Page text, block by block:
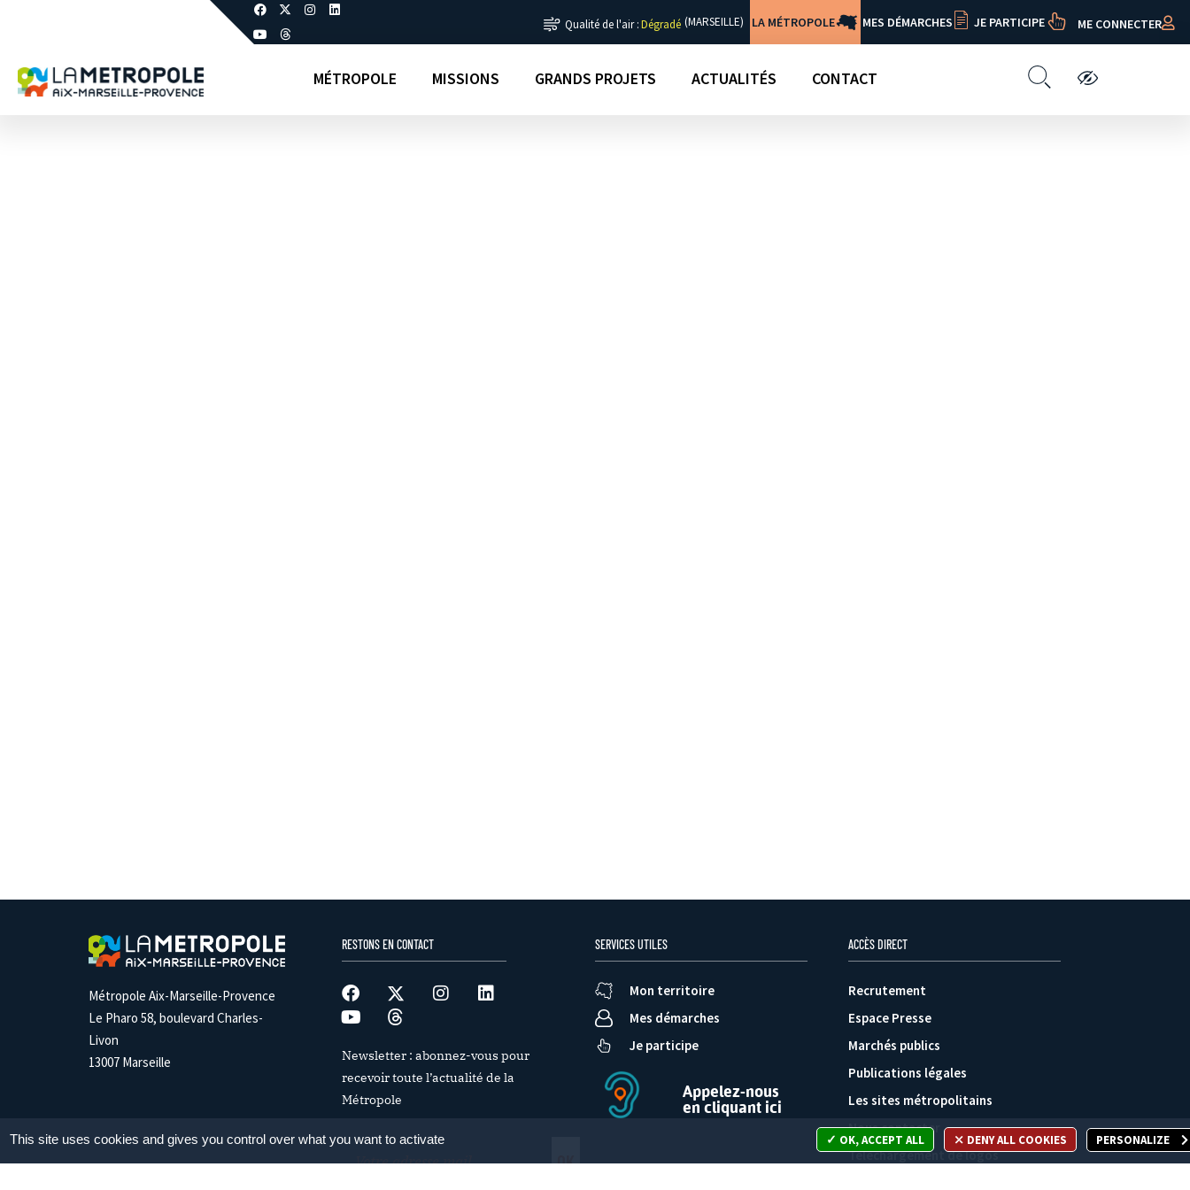
Qualité de l'air :Dégradé (MARSEILLE) LA MÉTROPOLE MES DÉMARCHES JE PARTICIPE ME CONNECTER
MÉTROPOLE MISSIONS GRANDS PROJETS ACTUALITÉS CONTACT
Métropole Aix-Marseille-Provence
Le Pharo 58, boulevard Charles-
Livon
13007 Marseille
RESTONS EN CONTACT
Newsletter : abonnez-vous pour
recevoir toute l’actualité de la
Métropole
SERVICES UTILES
Mon territoire
Mes démarches
Je participe
Appelez-nous
en cliquant ici
ACCÈS DIRECT
Recrutement
Espace Presse
Marchés publics
Publications légales
Les sites métropolitains
Nous contacter
Téléchargement de logos
This site uses cookies and gives you control over what you want to activate OK, ACCEPT ALL DENY ALL COOKIES PERSONALIZE